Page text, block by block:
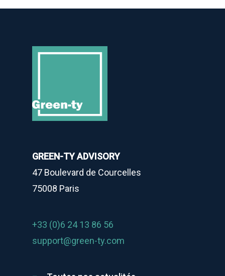
GREEN-TY ADVISORY
47 Boulevard de Courcelles
75008 Paris
+33 (0)6 24 13 86 56
support@green-ty.com